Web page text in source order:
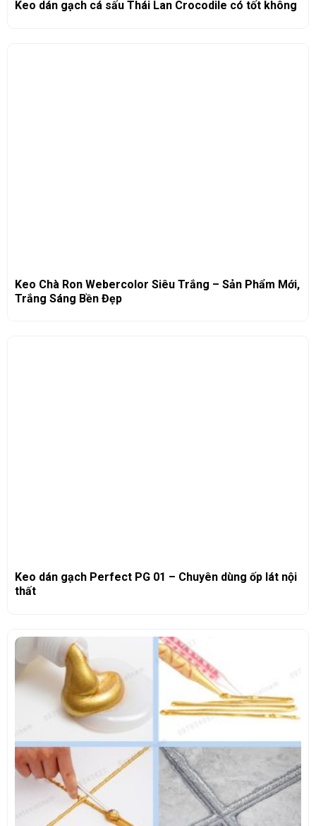
Keo dán gạch cá sấu Thái Lan Crocodile có tốt không
Keo Chà Ron Webercolor Siêu Trắng – Sản Phẩm Mới,
Trắng Sáng Bền Đẹp
Keo dán gạch Perfect PG 01 – Chuyên dùng ốp lát nội
thất